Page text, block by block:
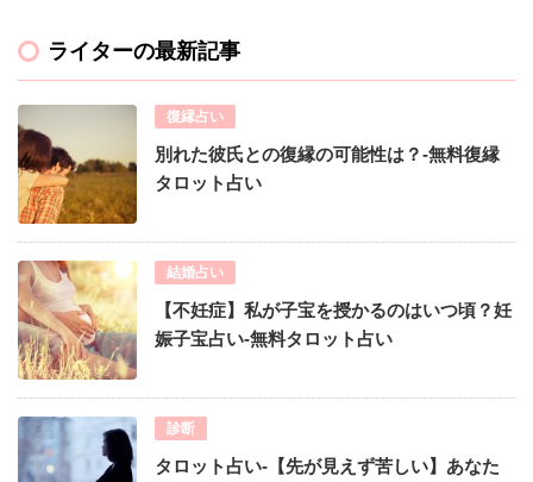
ライターの最新記事
復縁占い
別れた彼氏との復縁の可能性は？-無料復縁
タロット占い
結婚占い
【不妊症】私が子宝を授かるのはいつ頃？妊
娠子宝占い-無料タロット占い
診断
タロット占い-【先が見えず苦しい】あなた